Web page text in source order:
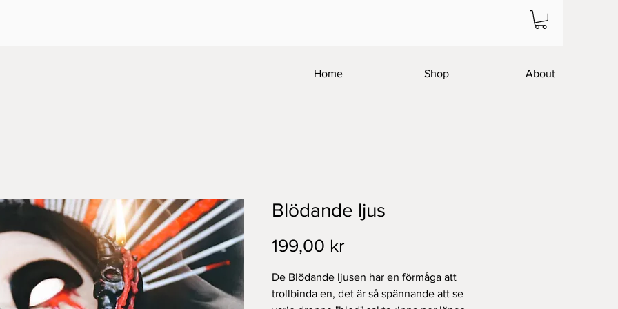
Home Shop About
Blödande ljus
199,00 kr
De Blödande ljusen har en förmåga att
trollbinda en, det är så spännande att se